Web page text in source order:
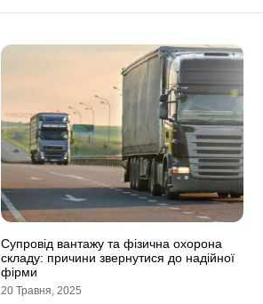
Супровід вантажу та фізична охорона
складу: причини звернутися до надійної
фірми
20 Травня, 2025